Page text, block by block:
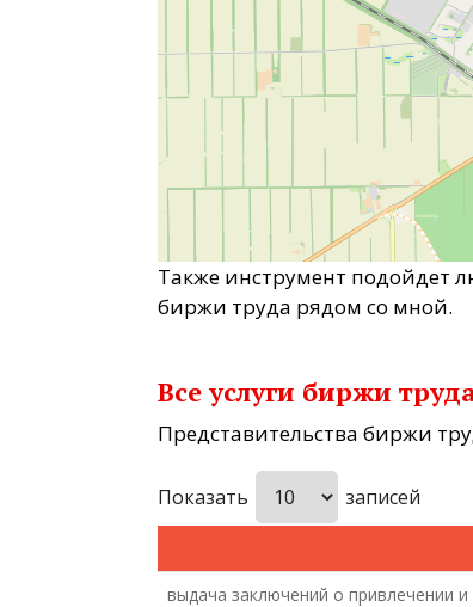
Также инструмент подойдет
биржи труда рядом со мной.
Все услуги биржи
Представительства биржи
Показать записей
выдача заключений о привлечении